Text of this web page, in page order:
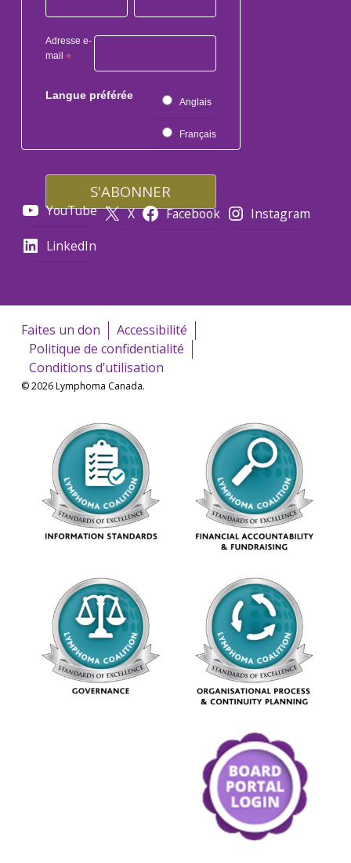
Adresse e-
mail *
Langue préférée
Anglais
Français
YouTube X Facebook
Instagram
LinkedIn
Faites un don
Accessibilité
Politique de confidentialité
Conditions d’utilisation
© 2026 Lymphoma Canada.